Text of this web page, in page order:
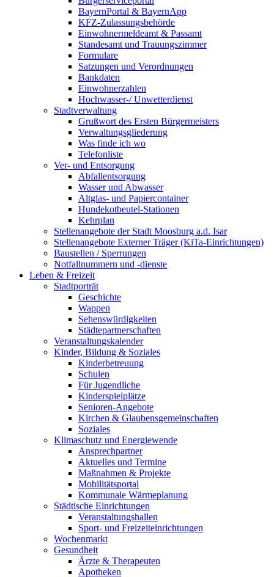
BayernPortal & BayernApp
KFZ-Zulassungsbehörde
Einwohnermeldeamt & Passamt
Standesamt und Trauungszimmer
Formulare
Satzungen und Verordnungen
Bankdaten
Einwohnerzahlen
Hochwasser-/ Unwetterdienst
Stadtverwaltung
Grußwort des Ersten Bürgermeisters
Verwaltungsgliederung
Was finde ich wo
Telefonliste
Ver- und Entsorgung
Abfallentsorgung
Wasser und Abwasser
Altglas- und Papiercontainer
Hundekotbeutel-Stationen
Kehrplan
Stellenangebote der Stadt Moosburg a.d. Isar
Stellenangebote Externer Träger (KiTa-Einrichtungen)
Baustellen / Sperrungen
Notfallnummern und -dienste
Leben & Freizeit
Stadtporträt
Geschichte
Wappen
Sehenswürdigkeiten
Städtepartnerschaften
Veranstaltungskalender
Kinder, Bildung & Soziales
Kinderbetreuung
Schulen
Für Jugendliche
Kinderspielplätze
Senioren-Angebote
Kirchen & Glaubensgemeinschaften
Soziales
Klimaschutz und Energiewende
Ansprechpartner
Aktuelles und Termine
Maßnahmen & Projekte
Mobilitätsportal
Kommunale Wärmeplanung
Städtische Einrichtungen
Veranstaltungshallen
Sport- und Freizeiteinrichtungen
Wochenmarkt
Gesundheit
Ärzte & Therapeuten
Apotheken